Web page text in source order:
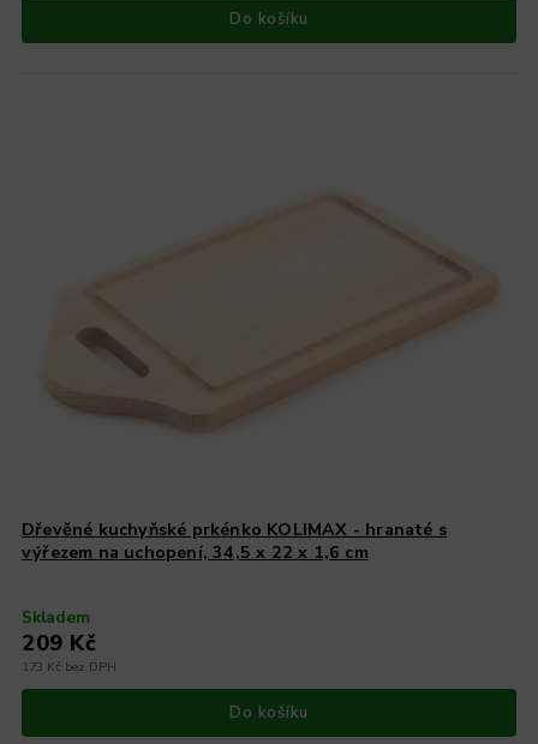
Do košíku
Dřevěné kuchyňské prkénko KOLIMAX - hranaté s
výřezem na uchopení, 34,5 x 22 x 1,6 cm
Skladem
173 Kč bez DPH
209 Kč
Do košíku